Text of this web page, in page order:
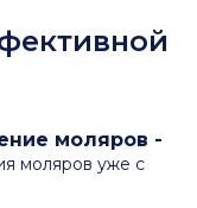
моляров -
моляров уже с